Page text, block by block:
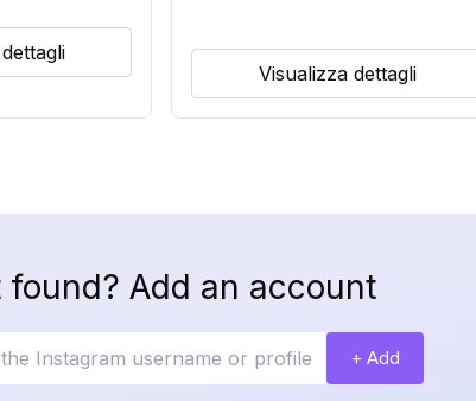
Visualizza dettagli
found? Add an account
+ Add